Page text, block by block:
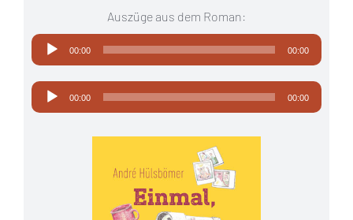
Auszüge aus dem Roman:
Audio-00:00 00:00
Audio-00:00 00:00